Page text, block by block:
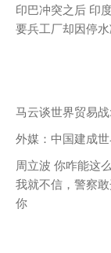
印巴冲突之后 印
要兵工厂却因停
马云谈世界贸易
外媒：中国建成
周立波 你咋能这
我就不信，警察
你